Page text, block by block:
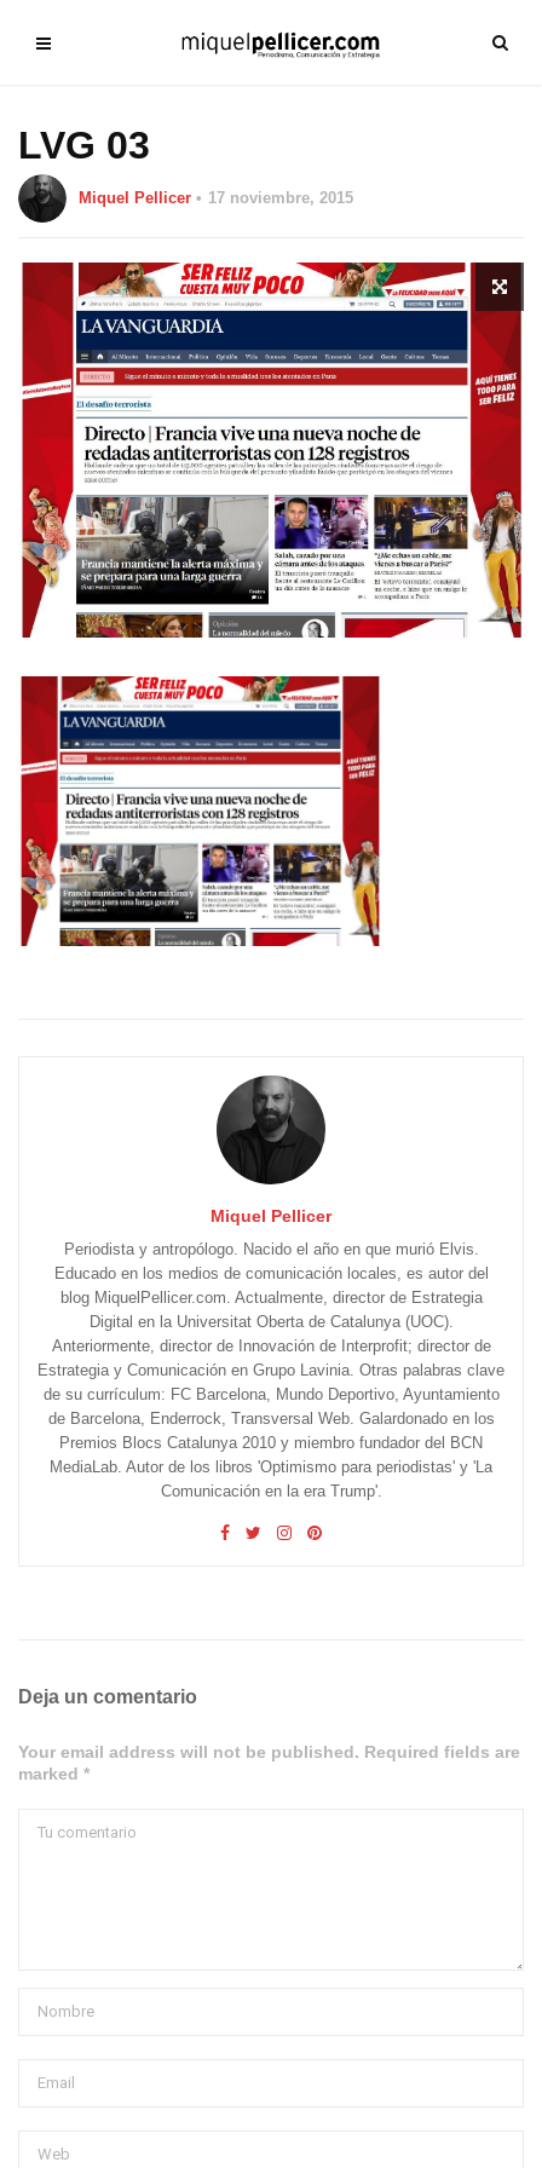
LVG 03
Miquel Pellicer 17 noviembre, 2015
Miquel Pellicer
Periodista y antropólogo. Nacido el año en que murió Elvis.
Educado en los medios de comunicación locales, es autor del
blog MiquelPellicer.com. Actualmente, director de Estrategia
Digital en la Universitat Oberta de Catalunya (UOC).
Anteriormente, director de Innovación de Interprofit; director de
Estrategia y Comunicación en Grupo Lavinia. Otras palabras clave
de su currículum: FC Barcelona, Mundo Deportivo, Ayuntamiento
de Barcelona, Enderrock, Transversal Web. Galardonado en los
Premios Blocs Catalunya 2010 y miembro fundador del BCN
MediaLab. Autor de los libros 'Optimismo para periodistas' y 'La
Comunicación en la era Trump'.
Deja un comentario
Your email address will not be published. Required fields are
marked *